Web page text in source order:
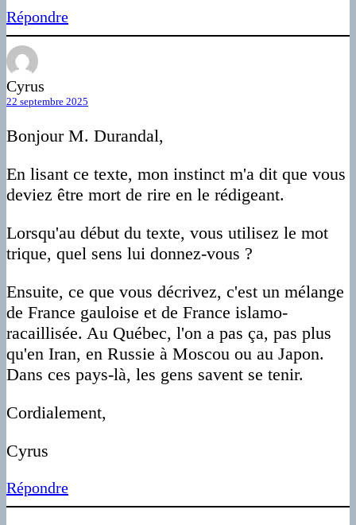
Répondre
Cyrus
22 septembre 2025
Bonjour M. Durandal,
En lisant ce texte, mon instinct m'a dit que vous
deviez être mort de rire en le rédigeant.
Lorsqu'au début du texte, vous utilisez le mot
trique, quel sens lui donnez-vous ?
Ensuite, ce que vous décrivez, c'est un mélange
de France gauloise et de France islamo-
racaillisée. Au Québec, l'on a pas ça, pas plus
qu'en Iran, en Russie à Moscou ou au Japon.
Dans ces pays-là, les gens savent se tenir.
Cordialement,
Cyrus
Répondre